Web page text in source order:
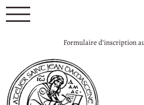
Formulaire d’inscription